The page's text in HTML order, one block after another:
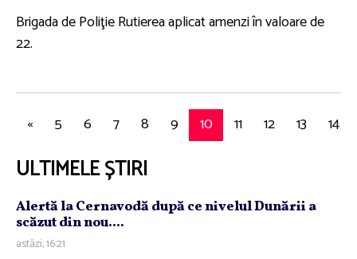
Brigada de Poliţie Rutierea aplicat amenzi în valoare de
22.
« 5 6 7 8 9 10 11 12 13 14
ULTIMELE ȘTIRI
Alertă la Cernavodă după ce nivelul Dunării a
scăzut din nou....
astăzi, 16:21